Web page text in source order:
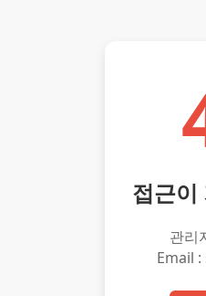
접근이
관리
Email